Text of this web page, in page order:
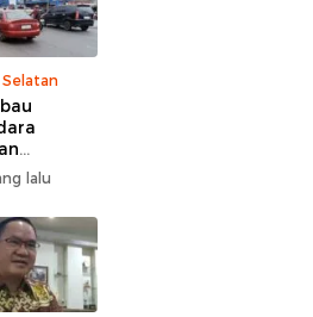
di
Pagi
lalu